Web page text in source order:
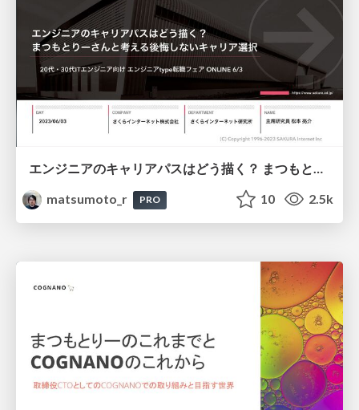
エンジニアのキャリアパスはどう描く？ まつもとりーさんと考える後悔しないキャリア選択
matsumoto_r
PRO 10 2.5k